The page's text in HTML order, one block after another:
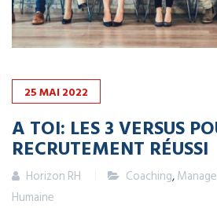
25MAI2022
A TOI: LES 3 VERSUS
RECRUTEMENT RÉUSSI
Horizon RH Coaching,
Humaine